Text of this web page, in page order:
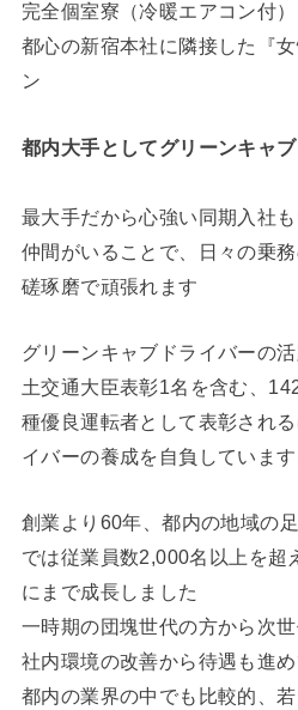
完全個室寮（冷暖エアコン付）
都心の新宿本社に隣接した『
ン
都内大手としてグリーンキャ
最大手だから心強い同期入社
仲間がいることで、日々の乗
磋琢磨で頑張れます
グリーンキャブドライバーの
土交通大臣表彰1名を含む、
種優良運転者として表彰され
イバーの養成を自負しています
創業より60年、都内の地域の
では従業員数2,000名以上を超
にまで成長しました
一時期の団塊世代の方から次
社内環境の改善から待遇も進
都内の業界の中でも比較的、